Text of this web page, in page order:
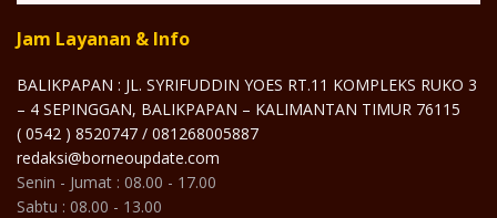
Jam Layanan & Info
BALIKPAPAN : JL. SYRIFUDDIN YOES RT.11 KOMPLEKS RUKO 3
– 4 SEPINGGAN, BALIKPAPAN – KALIMANTAN TIMUR 76115
( 0542 ) 8520747 / 081268005887
redaksi@borneoupdate.com
Senin - Jumat : 08.00 - 17.00
Sabtu : 08.00 - 13.00